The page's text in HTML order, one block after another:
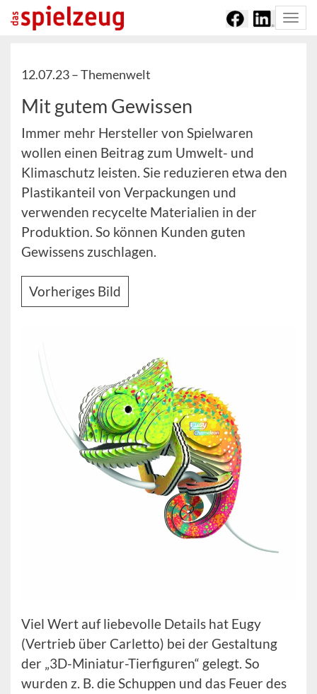
12.07.23 –Themenwelt
Mit gutem Gewissen
Immer mehr Hersteller von Spielwaren
wollen einen Beitrag zum Umwelt- und
Klimaschutz leisten. Sie reduzieren etwa den
Plastikanteil von Verpackungen und
verwenden recycelte Materialien in der
Produktion. So können Kunden guten
Gewissens zuschlagen.
Vorheriges Bild
Viel Wert auf liebevolle Details hat Eugy
(Vertrieb über Carletto) bei der Gestaltung
der „3D-Miniatur-Tierfiguren“ gelegt. So
wurden z. B. die Schuppen und das Feuer des